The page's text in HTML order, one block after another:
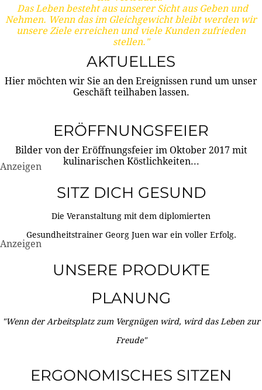
Das Leben besteht aus unserer Sicht aus Geben und
Nehmen. Wenn das im Gleichgewicht bleibt werden wir
unsere Ziele erreichen und viele Kunden zufrieden
stellen."
AKTUELLES
Hier möchten wir Sie an den Ereignissen rund um unser
Geschäft teilhaben lassen.
ERÖFFNUNGSFEIER
Bilder von der Eröffnungsfeier im Oktober 2017 mit
kulinarischen Köstlichkeiten...
Anzeigen
SITZ DICH GESUND
Die Veranstaltung mit dem diplomierten
Gesundheitstrainer Georg Juen war ein voller Erfolg.
Anzeigen
UNSERE PRODUKTE
PLANUNG
"Wenn der Arbeitsplatz zum Vergnügen wird, wird das Leben zur
Freude"
ERGONOMISCHES SITZEN